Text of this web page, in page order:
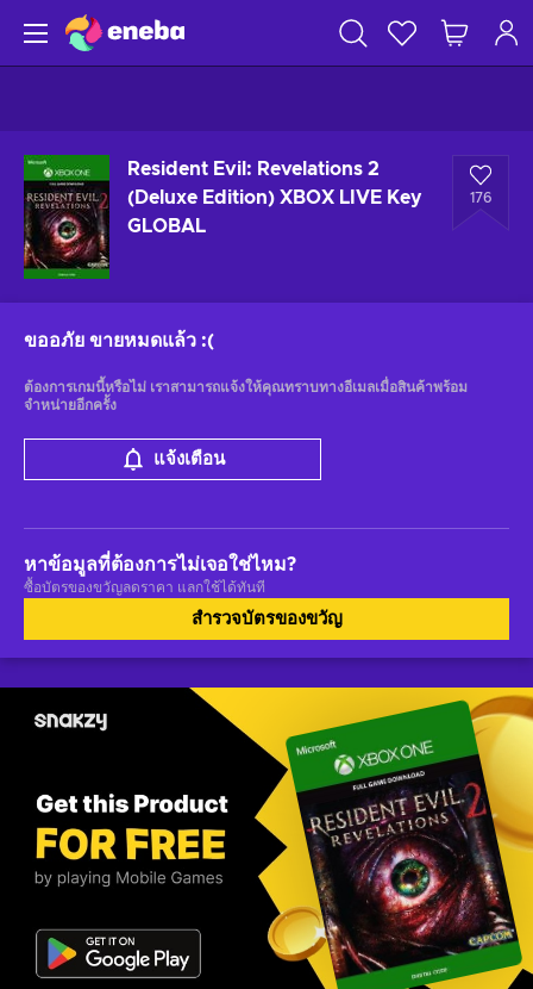
Resident Evil: Revelations 2
(Deluxe Edition) XBOX LIVE Key
GLOBAL
176
ขออภัย ขายหมดแล้ว :(
ต้องการเกมนี้หรือไม่ เราสามารถแจ้งให้คุณทราบทางอีเมลเมื่อสินค้าพร้อม
จำหน่ายอีกครั้ง
แจ้งเตือน
หาข้อมูลที่ต้องการไม่เจอใช่ไหม?
ซื้อบัตรของขวัญลดราคา แลกใช้ได้ทันที
สำรวจบัตรของขวัญ